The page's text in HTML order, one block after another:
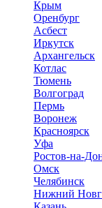
Крым
Оренбург
Асбест
Иркутск
Архангельск
Котлас
Тюмень
Волгоград
Пермь
Воронеж
Красноярск
Уфа
Ростов-на-
Омск
Челябинск
Нижний